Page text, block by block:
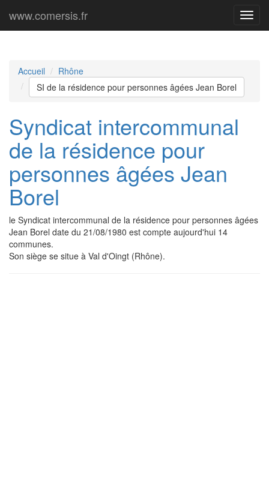
Menu
www.comersis.fr
Accueil
Rhône
SI de la résidence pour personnes âgées Jean Borel
Syndicat intercommunal
de la résidence pour
personnes âgées Jean
Borel
le Syndicat intercommunal de la résidence pour personnes âgées
Jean Borel date du 21/08/1980 est compte aujourd'hui 14
communes.
Son siège se situe à Val d'Oingt (Rhône).